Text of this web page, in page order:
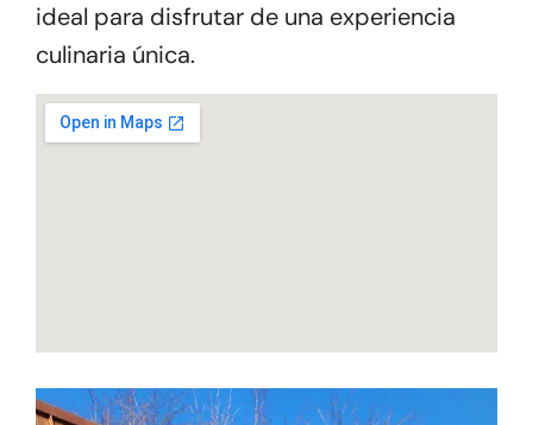
ideal para disfrutar de una experiencia
culinaria única.